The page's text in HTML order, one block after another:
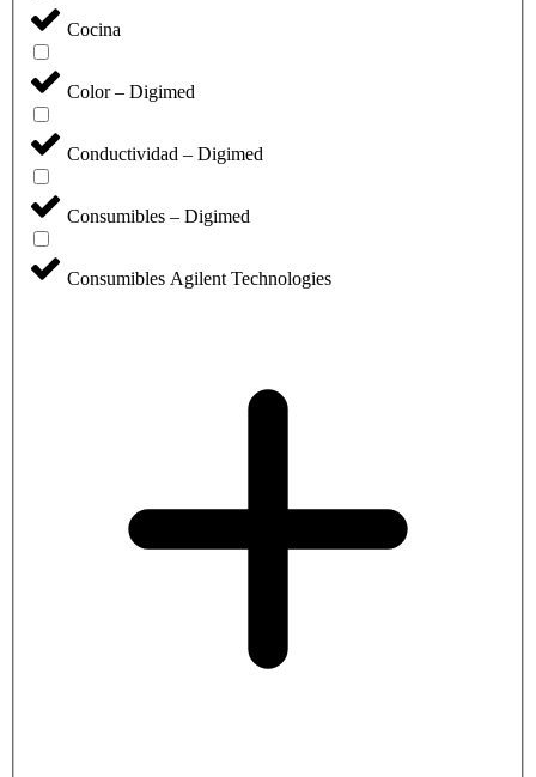
Cocina
Color – Digimed
Conductividad – Digimed
Consumibles – Digimed
Consumibles Agilent Technologies